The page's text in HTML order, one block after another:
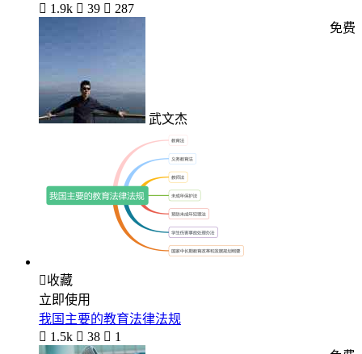
 1.9k  39  287
武文杰
免费
收藏
立即使用
我国主要的教育法律法规
 1.5k  38  1